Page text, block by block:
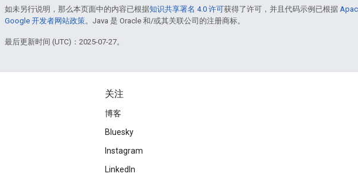
如未另行说明，那么本页面中的内容已根据知识共享署名 4.0 许可获得了许可，并且代码示例已根据
Google 开发者网站政策。Java 是 Oracle 和/或其关联公司的注册商标。
最后更新时间 (UTC)：2025-07-27。
关注
博客
Bluesky
Instagram
LinkedIn